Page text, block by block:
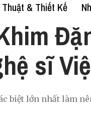
Thuật & Thiết Kế
sĩ
biệt lớn nhất làm